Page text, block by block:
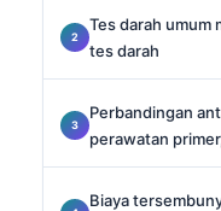
Tes darah umum
tes darah
Perbandingan
perawatan
Biaya